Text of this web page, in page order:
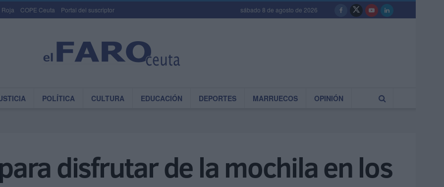
Roja COPE Ceuta Portal del suscriptor sábado 8 de agosto de 2026
POLÍTICA CULTURA EDUCACIÓN DEPORTES MARRUECOS OPINIÓN
disfrutar de la mochila en los